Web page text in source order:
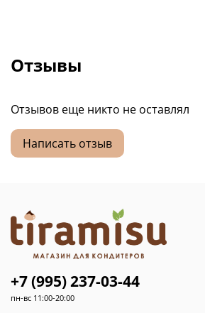
Отзывы
Отзывов еще никто не оставлял
Написать отзыв
+7 (995) 237-03-44
пн-вс 11:00-20:00